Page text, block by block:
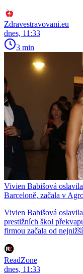
Zdravestravovani.eu
dnes, 11:33
3 min
Vivien Babišová
Barceloně, začala v
Vivien Babišová
prestižních škol
firmou začala od
ReadZone
dnes, 11:33